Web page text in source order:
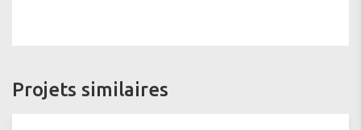
Projets similaires